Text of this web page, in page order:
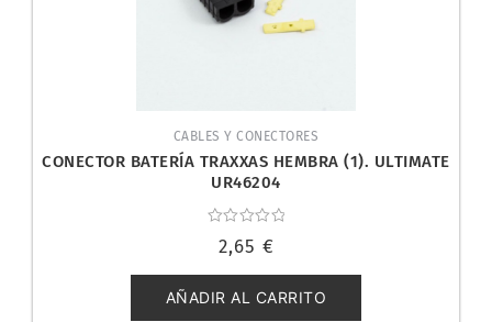
CABLES Y CONECTORES
CONECTOR BATERÍA TRAXXAS HEMBRA (1). ULTIMATE
UR46204
con
de
5
2,65 €
AÑADIR AL CARRITO